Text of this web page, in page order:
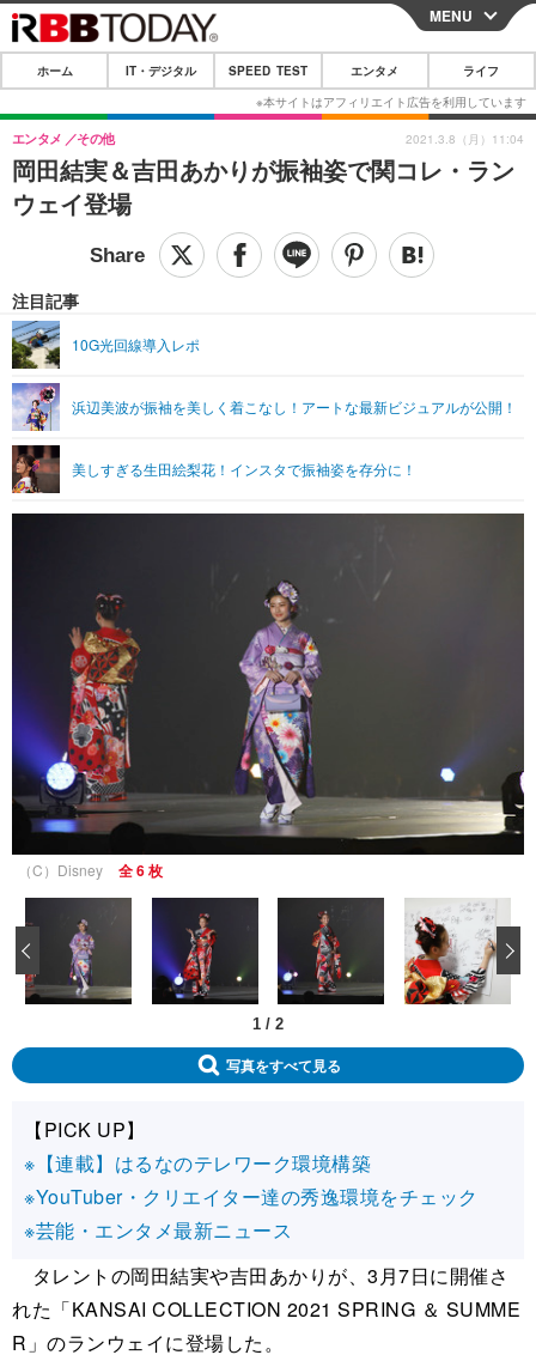
CLOSE
ホーム
IT・デジタル
IT・デジタルTOP スマートフォン
ショッピング その他
SPEED TEST
エンタメTOP 映画・ドラマ
グラビア ブログ
ショッピング その他
ライフTOP
リリース一覧
プッシュ通知の停止方法
MENU
ホーム IT・デジタル SPEED TEST エンタメ ライフ
岡田結実＆吉田あかりが振袖姿で関コレ・ラン
ウェイ登場
エンタメ その他
注目記事
10G光回線導入レポ
浜辺美波が振袖を美しく着こなし！アートな最新ビジュアルが公開！
美しすぎる生田絵梨花！インスタで振袖姿を存分に！
2021.3.8（月）11:04
（C）Disney 全 6 枚
1 / 2
‹
写真をすべて見る
【PICK UP】
※【連載】はるなのテレワーク環境構築
※YouTuber・クリエイター達の秀逸環境をチェック
※芸能・エンタメ最新ニュース
タレントの岡田結実や吉田あかりが、3月7日に開催さ
れた「KANSAI COLLECTION 2021 SPRING ＆ SUMME
R」のランウェイに登場した。